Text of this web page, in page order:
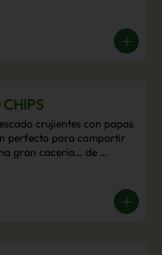
crujientes con papas
perfecto para compartir
gran cacería… de